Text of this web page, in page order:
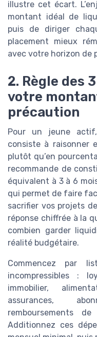
illustre cet écart.
montant idéal de
puis de diriger
placement mieux
avec votre horizon de
2. Règle des
votre
précaution
Pour un jeune
consiste à raisonner
plutôt qu’en
recommande de
équivalent à 3 à 6
qui permet de faire
sacrifier vos projets
réponse chiffrée à la
combien garder
réalité budgétaire.
Commencez par
incompressibles :
immobilier,
assurances,
remboursements
Additionnez ces